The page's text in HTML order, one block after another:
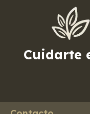
Cuidarte